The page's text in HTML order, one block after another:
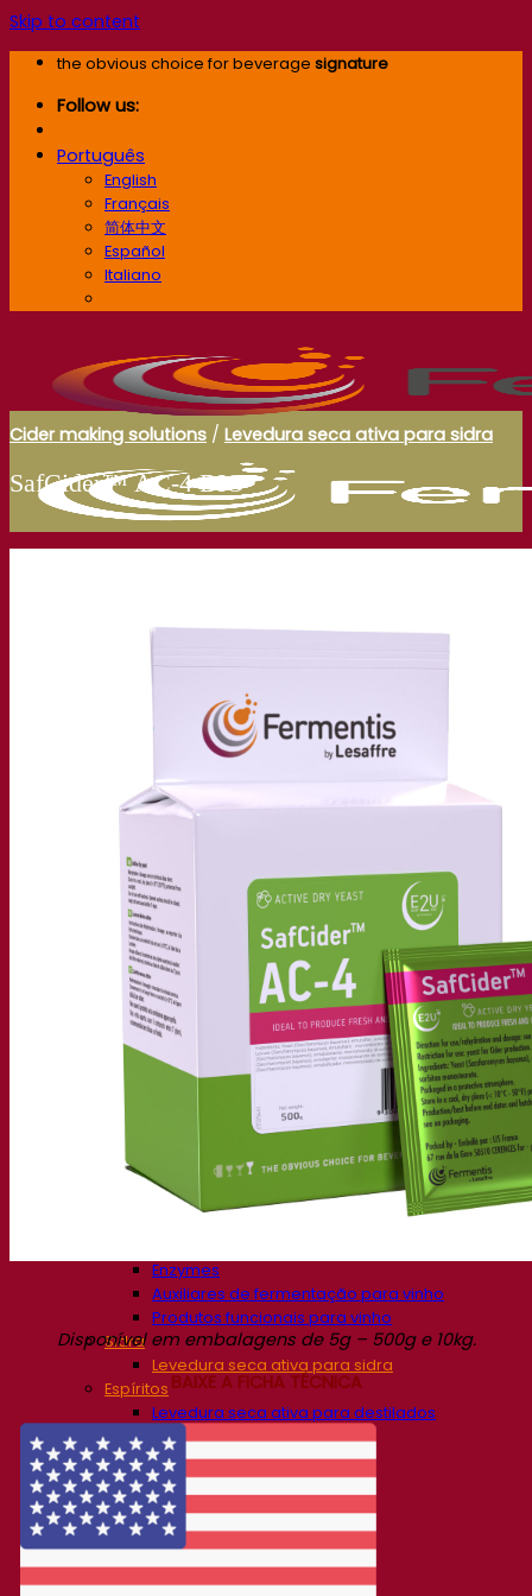
Skip to content
the obvious choice for beverage signature
Follow us:
Português
English
Français
简体中文
Español
Italiano
Nossa empresa
Especialista em fermentação
O Campus Fermentis
Uma equipe apaixonada
Apoiando a criatividade
Pesquisa e desenvolvimento
Levedura Superior da Fermentis
Nossas marcas
E2U™ – Easy To Use
SafYeast™
All In 1™
Fermentis Academy™
Outros serviços
Fabricação sob encomenda
Degustações de bebidas
Soluções de fermentação
Cerveja
Levedura seca ativa para cerveja
Auxiliares de fermentação para cerveja
Produtos funcionais para cerveja
Enzymes
Auxiliares de fermentação para vinho
Produtos funcionais para vinho
Sidra
Levedura seca ativa para sidra
Espíritos
Levedura seca ativa para destilados
Outras bebidas
Base de Álcool Neutro
Kvas
Sorghum
Café
Fermentis Academy
Sobre a Academia Fermentis
Cider making solutions / Levedura seca ativa para sidra
SafCider™ AC-4 BIO
Disponível em embalagens de 5g – 500g e 10kg.
BAIXE A FICHA TÉCNICA